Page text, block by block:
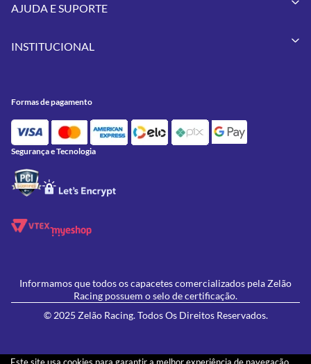
Pneus
GIVI
Feminino
Lançamentos
Ofertas
AJUDA E SUPORTE
Formas de Pagamento
Política de Frete Grátis
Política de Privacidade
Política de Campanhas e promoções
INSTITUCIONAL
Onde Estamos
Contato
Blog
Formas de pagamento
Segurança e Tecnologia
Informamos que todos os capacetes comercializados pela Zelão
Racing possuem o selo de certificação.
© 2025 Zelão Racing. Todos Os Direitos Reservados.